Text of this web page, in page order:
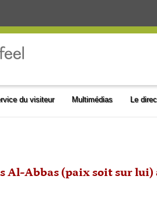
du visiteur Multimédias Le
Al-Abbas (paix soit sur